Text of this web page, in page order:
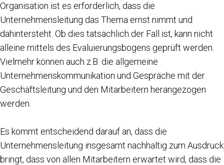
Organisation ist es erforderlich, dass die
Unternehmensleitung das Thema ernst nimmt und
dahintersteht. Ob dies tatsächlich der Fall ist, kann nicht
alleine mittels des Evaluierungsbogens geprüft werden.
Vielmehr können auch z.B. die allgemeine
Unternehmenskommunikation und Gespräche mit der
Geschäftsleitung und den Mitarbeitern herangezogen
werden.
Es kommt entscheidend darauf an, dass die
Unternehmensleitung insgesamt nachhaltig zum Ausdruck
bringt, dass von allen Mitarbeitern erwartet wird, dass die